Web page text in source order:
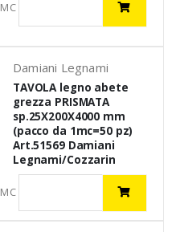
MC
Damiani Legnami
TAVOLA legno abete
grezza PRISMATA
sp.25X200X4000 mm
(pacco da 1mc=50 pz)
Art.51569 Damiani
Legnami/Cozzarin
MC